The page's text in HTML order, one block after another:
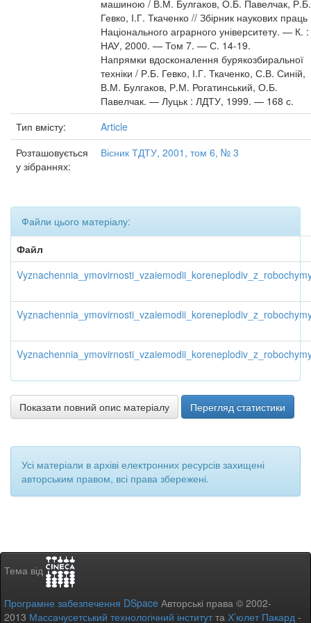
машиною / В.М. Булгаков, О.Б. Павелчак, Р.Б.
Гевко, І.Г. Ткаченко // Збірник наукових праць
Національного аграрного університету. — К. :
НАУ, 2000. — Том 7. — С. 14-19.
Напрямки вдосконалення бурякозбиральної
техніки / Р.Б. Гевко, І.Г. Ткаченко, С.В. Синій,
В.М. Булгаков, Р.М. Рогатинський, О.Б.
Павелчак. — Луцьк : ЛДТУ, 1999. — 168 с.
Тип вмісту:
Article
Розташовується
у зібраннях:
Вісник ТДТУ, 2001, том 6, № 3
Файли цього матеріалу:
Файл
Показати повний опис матеріалу Перегляд статистики
Усі матеріали в архіві електронних ресурсів захищені
авторським правом, всі права збережені.
Тема від
Програмне забезпечення DSpace Авторські права © 2002-
2013 Массачусетський технологічний інститутта Х’юлет Пакард -